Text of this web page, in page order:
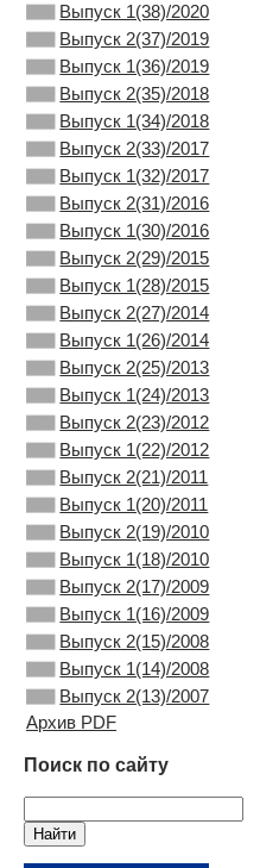
Выпуск 1(38)/2020
Выпуск 2(37)/2019
Выпуск 1(36)/2019
Выпуск 2(35)/2018
Выпуск 1(34)/2018
Выпуск 2(33)/2017
Выпуск 1(32)/2017
Выпуск 2(31)/2016
Выпуск 1(30)/2016
Выпуск 2(29)/2015
Выпуск 1(28)/2015
Выпуск 2(27)/2014
Выпуск 1(26)/2014
Выпуск 2(25)/2013
Выпуск 1(24)/2013
Выпуск 2(23)/2012
Выпуск 1(22)/2012
Выпуск 2(21)/2011
Выпуск 1(20)/2011
Выпуск 2(19)/2010
Выпуск 1(18)/2010
Выпуск 2(17)/2009
Выпуск 1(16)/2009
Выпуск 2(15)/2008
Выпуск 1(14)/2008
Выпуск 2(13)/2007
Архив PDF
Поиск по сайту